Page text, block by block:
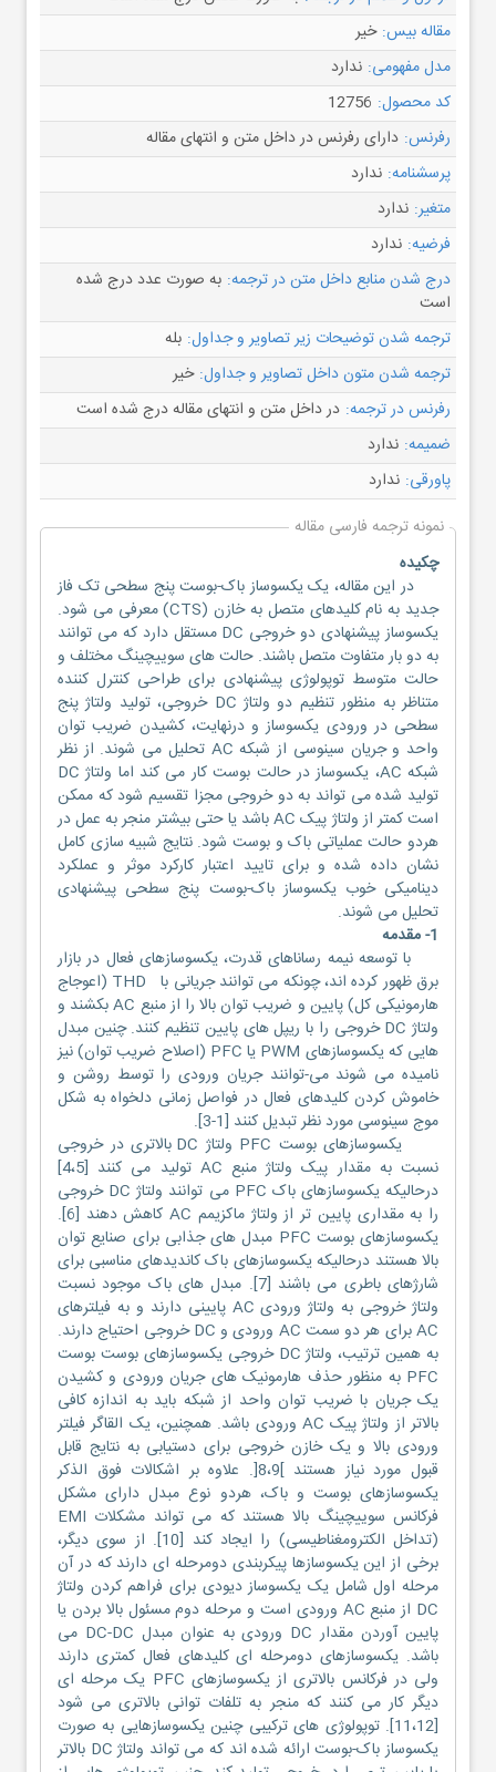
مقاله بیس: خیر
مدل مفهومی: ندارد
کد محصول: 12756
رفرنس: دارای رفرنس در داخل متن و انتهای مقاله
پرسشنامه: ندارد
متغیر: ندارد
فرضیه: ندارد
درج شدن منابع داخل متن در ترجمه: به صورت عدد درج شده
است
ترجمه شدن توضیحات زیر تصاویر و جداول: بله
ترجمه شدن متون داخل تصاویر و جداول: خیر
رفرنس در ترجمه: در داخل متن و انتهای مقاله درج شده است
ضمیمه: ندارد
پاورقی: ندارد
نمونه ترجمه فارسی مقاله
چکیده
در این مقاله، یک یکسوساز باک-بوست پنج سطحی تک فاز
جدید به نام کلیدهای متصل به خازن (CTS) معرفی می شود.
یکسوساز پیشنهادی دو خروجی DC مستقل دارد که می توانند
به دو بار متفاوت متصل باشند. حالت های سوییچینگ مختلف و
حالت متوسط توپولوژی پیشنهادی برای طراحی کنترل کننده
متناظر به منظور تنظیم دو ولتاژ DC خروجی، تولید ولتاژ پنج
سطحی در ورودی یکسوساز و درنهایت، کشیدن ضریب توان
واحد و جریان سینوسی از شبکه AC تحلیل می شوند. از نظر
شبکه AC، یکسوساز در حالت بوست کار می کند اما ولتاژ DC
تولید شده می تواند به دو خروجی مجزا تقسیم شود که ممکن
است کمتر از ولتاژ پیک AC باشد یا حتی بیشتر منجر به عمل در
هردو حالت عملیاتی باک و بوست شود. نتایج شبیه سازی کامل
نشان داده شده و برای تایید اعتبار کارکرد موثر و عملکرد
دینامیکی خوب یکسوساز باک-بوست پنج سطحی پیشنهادی
تحلیل می شوند.
1- مقدمه
با توسعه نیمه رساناهای قدرت، یکسوسازهای فعال در بازار
برق ظهور کرده اند، چونکه می توانند جریانی با THD (اعوجاج
هارمونیکی کل) پایین و ضریب توان بالا را از منبع AC بکشند و
ولتاژ DC خروجی را با ریپل های پایین تنظیم کنند. چنین مبدل
هایی که یکسوسازهای PWM یا PFC (اصلاح ضریب توان) نیز
نامیده می شوند می-توانند جریان ورودی را توسط روشن و
خاموش کردن کلیدهای فعال در فواصل زمانی دلخواه به شکل
موج سینوسی مورد نظر تبدیل کنند [1-3].
یکسوسازهای بوست PFC ولتاژ DC بالاتری در خروجی
نسبت به مقدار پیک ولتاژ منبع AC تولید می کنند [4،5]
درحالیکه یکسوسازهای باک PFC می توانند ولتاژ DC خروجی
را به مقداری پایین تر از ولتاژ ماکزیمم AC کاهش دهند [6].
یکسوسازهای بوست PFC مبدل های جذابی برای صنایع توان
بالا هستند درحالیکه یکسوسازهای باک کاندیدهای مناسبی برای
شارژهای باطری می باشند [7]. مبدل های باک موجود نسبت
ولتاژ خروجی به ولتاژ ورودی AC پایینی دارند و به فیلترهای
AC برای هر دو سمت AC ورودی و DC خروجی احتیاج دارند.
به همین ترتیب، ولتاژ DC خروجی یکسوسازهای بوست بوست
PFC به منظور حذف هارمونیک های جریان ورودی و کشیدن
یک جریان با ضریب توان واحد از شبکه باید به اندازه کافی
بالاتر از ولتاژ پیک AC ورودی باشد. همچنین، یک القاگر فیلتر
ورودی بالا و یک خازن خروجی برای دستیابی به نتایج قابل
قبول مورد نیاز هستند ]8،9[. علاوه بر اشکالات فوق الذکر
یکسوسازهای بوست و باک، هردو نوع مبدل دارای مشکل
فرکانس سوییچینگ بالا هستند که می تواند مشکلات EMI
(تداخل الکترومغناطیسی) را ایجاد کند [10]. از سوی دیگر،
برخی از این یکسوسازها پیکربندی دومرحله ای دارند که در آن
مرحله اول شامل یک یکسوساز دیودی برای فراهم کردن ولتاژ
DC از منبع AC ورودی است و مرحله دوم مسئول بالا بردن یا
پایین آوردن مقدار DC ورودی به عنوان مبدل DC-DC می
باشد. یکسوسازهای دومرحله ای کلیدهای فعال کمتری دارند
ولی در فرکانس بالاتری از یکسوسازهای PFC یک مرحله ای
دیگر کار می کنند که منجر به تلفات توانی بالاتری می شود
[11،12]. توپولوژی های ترکیبی چنین یکسوسازهایی به صورت
یکسوساز باک-بوست ارائه شده اند که می تواند ولتاژ DC بالاتر